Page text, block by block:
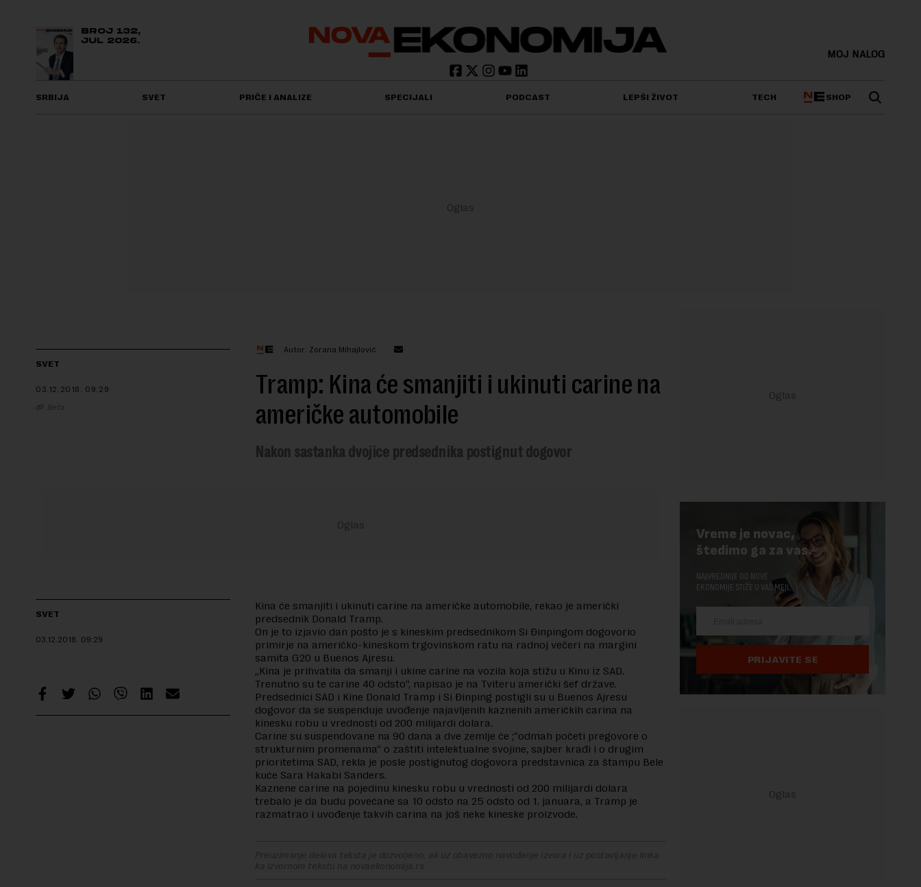
BROJ 132,
JUL 2026.
MOJ NALOG
SRBIJA SVET PRIČE I ANALIZE SPECIJALI PODCAST LEPŠI ŽIVOT TECH SHOP
SVET
03.12.2018. 09:29
Beta
Autor: Zorana Mihajlović
Tramp: Kina će smanjiti i ukinuti carine na
američke automobile
Nakon sastanka dvojice predsednika postignut dogovor
SVET
03.12.2018. 09:29
Kina će smanjiti i ukinuti carine na američke automobile, rekao je američki
predsednik Donald Tramp.
On je to izjavio dan pošto je s kineskim predsednikom Si Đinpingom dogovorio
primirje na američko-kineskom trgovinskom ratu na radnoj večeri na margini
samita G20 u Buenos Ajresu.
„Kina je prihvatila da smanji i ukine carine na vozila koja stižu u Kinu iz SAD.
Trenutno su te carine 40 odsto“, napisao je na Tviteru američki šef države.
Predsednici SAD i Kine Donald Tramp i Si Đinping postigli su u Buenos Ajresu
dogovor da se suspenduje uvođenje najavljenih kaznenih američkih carina na
kinesku robu u vrednosti od 200 milijardi dolara.
Carine su suspendovane na 90 dana a dve zemlje će ;“odmah početi pregovore o
strukturnim promenama“ o zaštiti intelektualne svojine, sajber krađi i o drugim
prioritetima SAD, rekla je posle postignutog dogovora predstavnica za štampu Bele
kuće Sara Hakabi Sanders.
Kaznene carine na pojedinu kinesku robu u vrednosti od 200 milijardi dolara
trebalo je da budu povećane sa 10 odsto na 25 odsto od 1. januara, a Tramp je
razmatrao i uvođenje takvih carina na još neke kineske proizvode.
Preuzimanje delova teksta je dozvoljeno, ali uz obavezno navođenje izvora i uz postavljanje linka
ka izvornom tekstu na novaekonomija.rs
Vreme je novac,
štedimo ga za vas.
NAJVREDNIJE OD NOVE
EKONOMIJE STIŽE U VAŠ MEJL.
PRIJAVITE SE